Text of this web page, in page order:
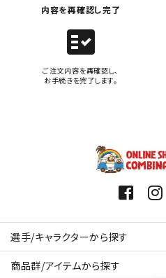
内容を再確認し完了
fact_check
ご注文内容を再確認し、
お手続きを完了します。
選手/キャラクターから探す
商品群/アイテムから探す